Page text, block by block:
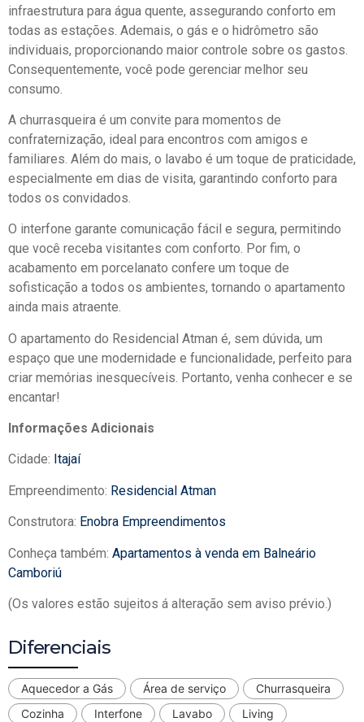
infraestrutura para água quente, assegurando conforto em
todas as estações. Ademais, o gás e o hidrômetro são
individuais, proporcionando maior controle sobre os gastos.
Consequentemente, você pode gerenciar melhor seu
consumo.
A churrasqueira é um convite para momentos de
confraternização, ideal para encontros com amigos e
familiares. Além do mais, o lavabo é um toque de praticidade,
especialmente em dias de visita, garantindo conforto para
todos os convidados.
O interfone garante comunicação fácil e segura, permitindo
que você receba visitantes com conforto. Por fim, o
acabamento em porcelanato confere um toque de
sofisticação a todos os ambientes, tornando o apartamento
ainda mais atraente.
O apartamento do Residencial Atman é, sem dúvida, um
espaço que une modernidade e funcionalidade, perfeito para
criar memórias inesquecíveis. Portanto, venha conhecer e se
encantar!
Informações Adicionais
Cidade: Itajaí
Empreendimento: Residencial Atman
Construtora: Enobra Empreendimentos
Conheça também: Apartamentos à venda em Balneário
Camboriú
(Os valores estão sujeitos á alteração sem aviso prévio.)
Diferenciais
Aquecedor a Gás Área de serviço
Churrasqueira
Cozinha
Interfone Lavabo
Living